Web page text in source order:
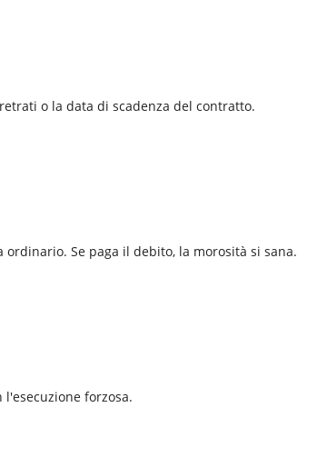
o la data di scadenza del contratto.
Se paga il debito, la morosità si sana.
forzosa.